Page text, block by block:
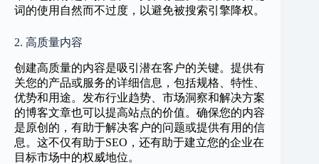
词的使用自然而不过度，以避免被搜索引擎降权。
2. 高质量内容
创建高质量的内容是吸引潜在客户的关键。提供有
关您的产品或服务的详细信息，包括规格、特性、
优势和用途。发布行业趋势、市场洞察和解决方案
的博客文章也可以提高站点的价值。确保您的内容
是原创的，有助于解决客户的问题或提供有用的信
息。这不仅有助于SEO，还有助于建立您的企业在
目标市场中的权威地位。